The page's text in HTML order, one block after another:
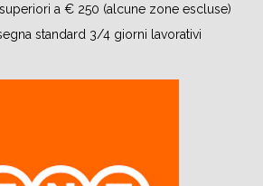
a € 250 (alcune zone escluse)
standard 3/4 giorni lavorativi